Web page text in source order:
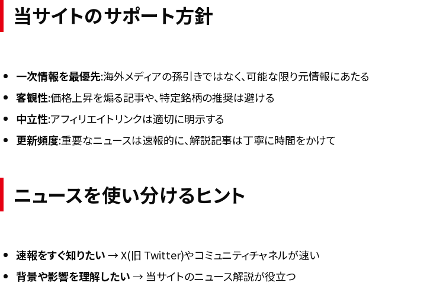
当サイトのサポート方針
一次情報を最優先:海外メディアの孫引きではなく、可能な限り元情報にあたる
客観性:価格上昇を煽る記事や、特定銘柄の推奨は避ける
中立性:アフィリエイトリンクは適切に明示する
更新頻度:重要なニュースは速報的に、解説記事は丁寧に時間をかけて
ニュースを使い分けるヒント
速報をすぐ知りたい→ X(旧 Twitter)やコミュニティチャネルが速い
背景や影響を理解したい→ 当サイトのニュース解説が役立つ